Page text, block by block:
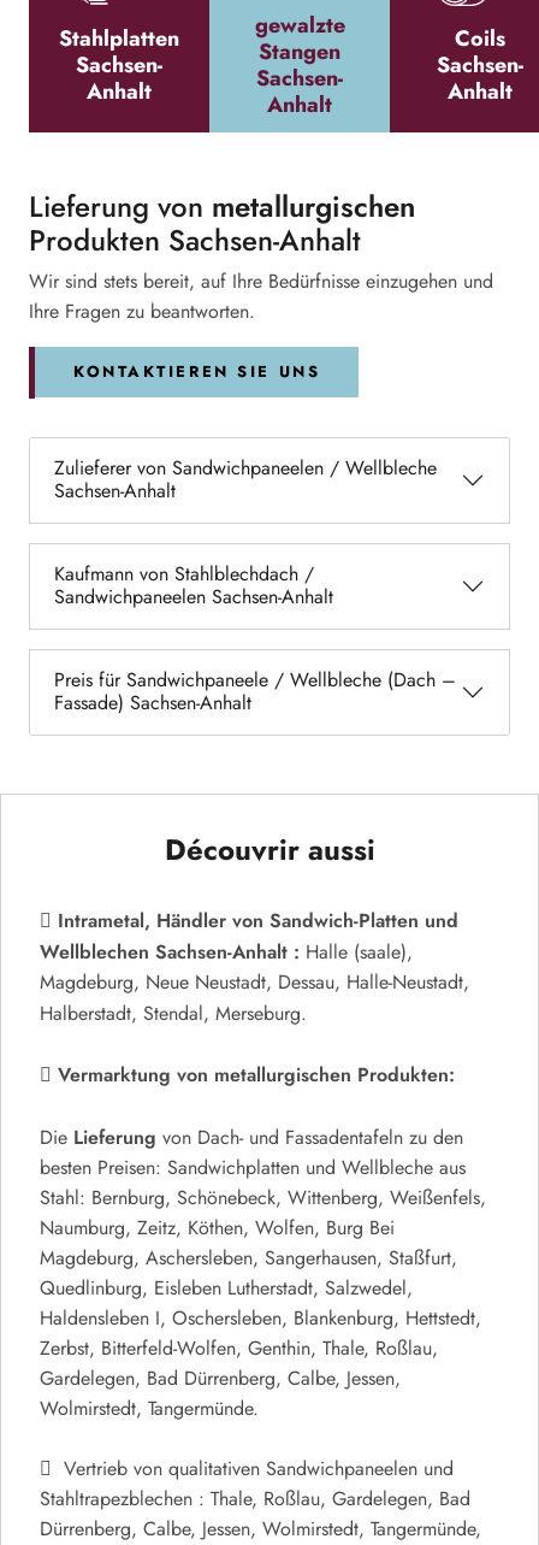
Stahlplatten
Sachsen-
Anhalt
gewalzte
Stangen
Sachsen-
Anhalt
Coils
Sachsen-
Anhalt
Lieferung von metallurgischen
Produkten Sachsen-Anhalt
Wir sind stets bereit, auf Ihre Bedürfnisse einzugehen und
Ihre Fragen zu beantworten.
KONTAKTIEREN SIE UNS
Zulieferer von Sandwichpaneelen / Wellbleche
Sachsen-Anhalt
Kaufmann von Stahlblechdach /
Sandwichpaneelen Sachsen-Anhalt
Preis für Sandwichpaneele / Wellbleche (Dach –
Fassade) Sachsen-Anhalt
Découvrir aussi
Intrametal, Händler von Sandwich-Platten und
Wellblechen Sachsen-Anhalt : Halle (saale),
Magdeburg, Neue Neustadt, Dessau, Halle-Neustadt,
Halberstadt, Stendal, Merseburg.
Vermarktung von metallurgischen Produkten:
Die Lieferung von Dach- und Fassadentafeln zu den
besten Preisen: Sandwichplatten und Wellbleche aus
Stahl: Bernburg, Schönebeck, Wittenberg, Weißenfels,
Naumburg, Zeitz, Köthen, Wolfen, Burg Bei
Magdeburg, Aschersleben, Sangerhausen, Staßfurt,
Quedlinburg, Eisleben Lutherstadt, Salzwedel,
Haldensleben I, Oschersleben, Blankenburg, Hettstedt,
Zerbst, Bitterfeld-Wolfen, Genthin, Thale, Roßlau,
Gardelegen, Bad Dürrenberg, Calbe, Jessen,
Wolmirstedt, Tangermünde.
Vertrieb von qualitativen Sandwichpaneelen und
Stahltrapezblechen : Thale, Roßlau, Gardelegen, Bad
Dürrenberg, Calbe, Jessen, Wolmirstedt, Tangermünde,